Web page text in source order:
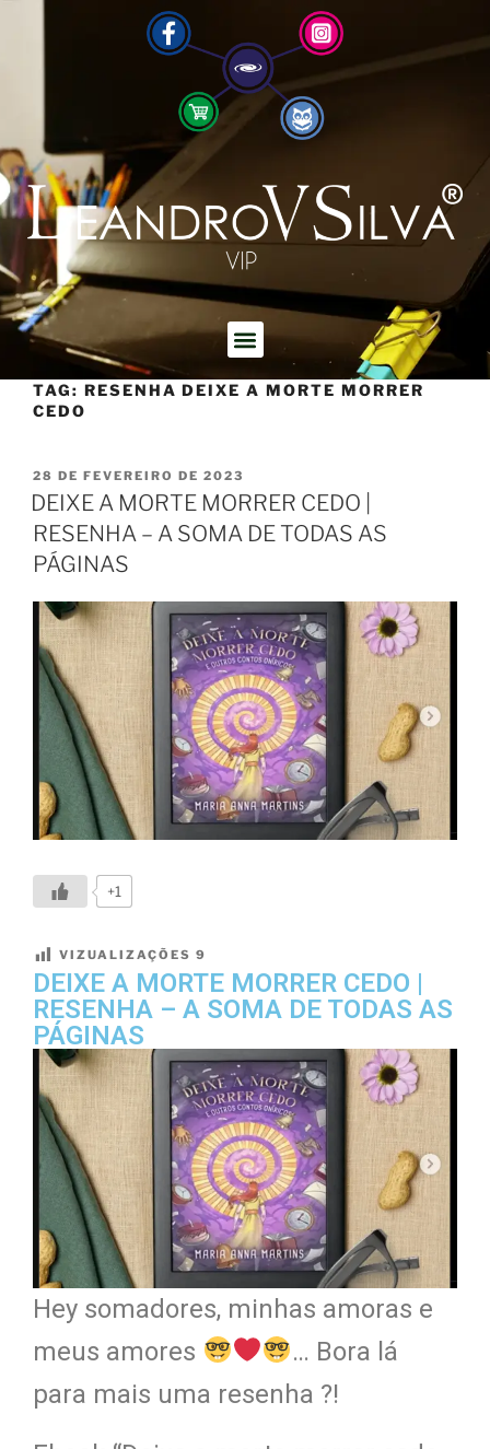
TAG: RESENHA DEIXE A MORTE MORRER
CEDO
28 DE FEVEREIRO DE 2023
DEIXE A MORTE MORRER CEDO |
RESENHA – A SOMA DE TODAS AS
PÁGINAS
+1
VIZUALIZAÇÕES 9
DEIXE A MORTE MORRER CEDO |
RESENHA – A SOMA DE TODAS AS
PÁGINAS
Hey somadores, minhas amoras e
meus amores
… Bora lá
para mais uma resenha ?!